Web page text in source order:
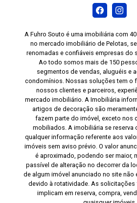
A Fuhro Souto é uma imobiliária com
no mercado imobiliário de Pelotas,
renomadas e confiáveis empresas do
Ao todo somos mais de 150
segmentos de vendas, aluguéis e
condomínios. Nossas soluções tem o
nossos clientes e parceiros,
mercado imobiliário. A Imobiliária
artigos de decoração são
fazem parte do imóvel, exceto nos
mobiliados. A imobiliária se reserva
qualquer informação referente aos
imóveis sem aviso prévio. O valor
é aproximado, podendo ser maior,
passível de alteração no decorrer da
de algum imóvel anunciado no site não
devido à rotatividade. As solicitações
implicam em reserva, compra,